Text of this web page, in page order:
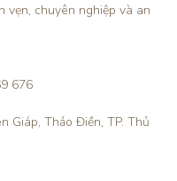
vẹn, chuyên nghiệp và an
676
Giáp, Thảo Điền, TP. Thủ